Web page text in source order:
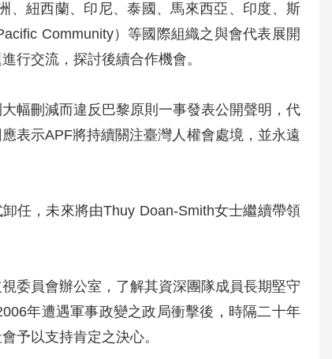
、紐西蘭、印尼、泰國、馬來西亞、印度、斯
Community）等國際組織之與會代表展開
行交流，探討後續合作機會。
幅刪減而違反巴黎原則一事發表公開聲明，代
表示APF將持續關注臺灣人權會處境，並永遠
任，未來將由Thuy Doan-Smith女士繼續帶領
委員會辦公室，了解其資深團隊成員長期堅守
年遭遇軍事政變之政局衝擊後，時隔二十年
予以支持肯定之決心。